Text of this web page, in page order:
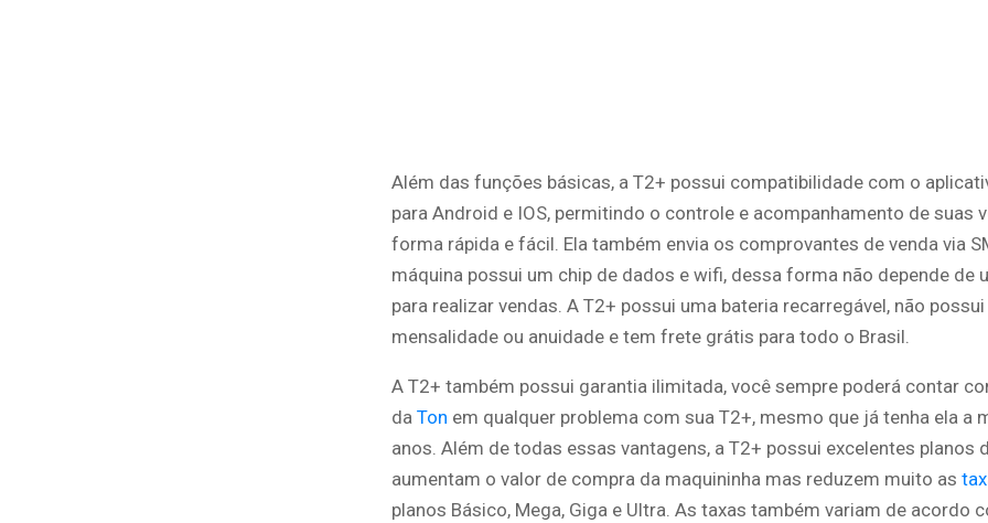
Além das funções básicas, a T2+ possui compatibilidade com o
para Android e IOS, permitindo o controle e acompanhamento de suas
forma rápida e fácil. Ela também envia os comprovantes de venda via
máquina possui um chip de dados e wifi, dessa forma não depende de
para realizar vendas. A T2+ possui uma bateria recarregável, não possui
mensalidade ou anuidade e tem frete grátis para todo o Brasil.
A T2+ também possui garantia ilimitada, você sempre poderá contar
da Ton em qualquer problema com sua T2+, mesmo que já tenha ela a
anos. Além de todas essas vantagens, a T2+ possui excelentes planos
aumentam o valor de compra da maquininha mas reduzem muito as
planos Básico, Mega, Giga e Ultra. As taxas também variam de acordo